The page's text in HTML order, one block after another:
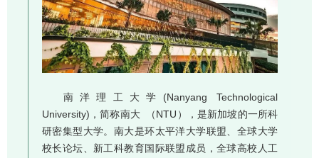
南洋理工大学(Nanyang Technological
University)，简称南大 （NTU），是新加坡的一所科
研密集型大学。南大是环太平洋大学联盟、全球大学
校长论坛、新工科教育国际联盟成员，全球高校人工